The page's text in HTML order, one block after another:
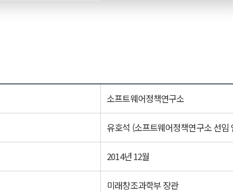
소프트웨어정책연구소
유호석 (소프트웨어정책연구소 선임
2014년 12월
미래창조과학부 장관